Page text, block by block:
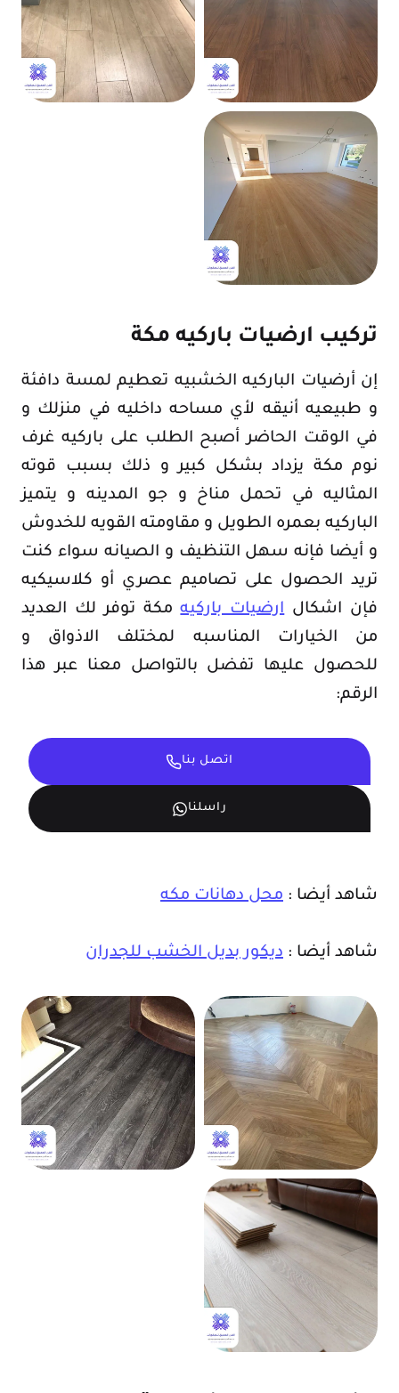
تركيب ارضيات باركيه مكة
إن أرضيات الباركيه الخشبيه تعطيم لمسة دافئة
و طبيعيه أنيقه لأي مساحه داخليه في منزلك و
في الوقت الحاضر أصبح الطلب على باركيه غرف
نوم مكة يزداد بشكل كبير و ذلك بسبب قوته
المثاليه في تحمل مناخ و جو المدينه و يتميز
الباركيه بعمره الطويل و مقاومته القويه للخدوش
و أيضا فإنه سهل التنظيف و الصيانه سواء كنت
تريد الحصول على تصاميم عصري أو كلاسيكيه
فإن اشكالارضيات باركيهمكة توفر لك العديد
من الخيارات المناسبه لمختلف الاذواق و
للحصول عليها تفضل بالتواصل معنا عبر هذا
الرقم:
اتصل بنا
راسلنا
شاهد أيضا : محل دهانات مكه
شاهد أيضا : ديكور بديل الخشب للجدران